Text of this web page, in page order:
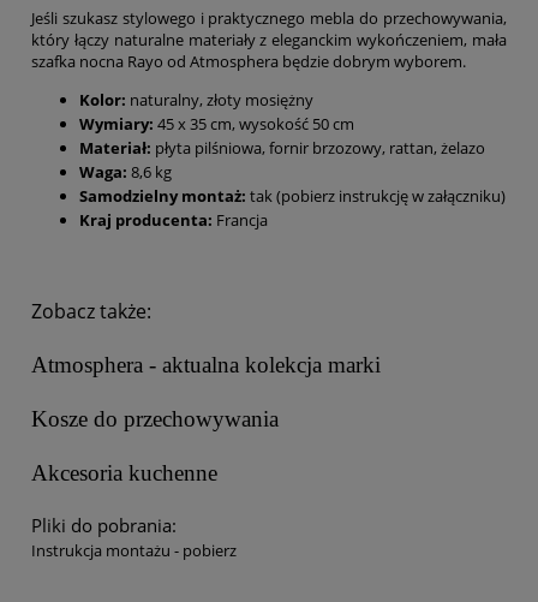
Jeśli szukasz stylowego i praktycznego mebla do przechowywania,
który łączy naturalne materiały z eleganckim wykończeniem, mała
szafka nocna Rayo od Atmosphera będzie dobrym wyborem.
Kolor: naturalny, złoty mosiężny
Wymiary: 45 x 35cm, wysokość 50 cm
Materiał: płyta pilśniowa, fornir brzozowy, rattan, żelazo
Waga: 8,6 kg
Samodzielny montaż: tak (pobierz instrukcję w załączniku)
Kraj producenta: Francja
Zobacz także:
Atmosphera - aktualna kolekcja marki
Kosze do przechowywania
Akcesoria kuchenne
Pliki do pobrania:
Instrukcja montażu - pobierz